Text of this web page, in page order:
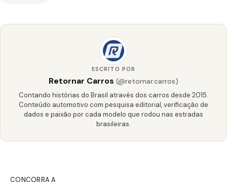
ESCRITO POR
Retornar Carros (@retornar.carros)
Contando histórias do Brasil através dos carros desde 2015.
Conteúdo automotivo com pesquisa editorial, verificação de
dados e paixão por cada modelo que rodou nas estradas
brasileiras.
CONCORRA A